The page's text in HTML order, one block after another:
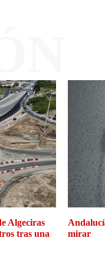
Algeciras
tras una
mirar